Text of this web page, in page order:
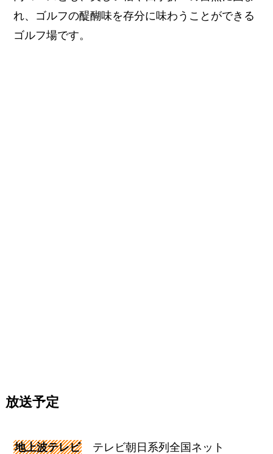
れ、ゴルフの醍醐味を存分に味わうことができる
ゴルフ場です。
放送予定
地上波テレビ テレビ朝日系列全国ネット